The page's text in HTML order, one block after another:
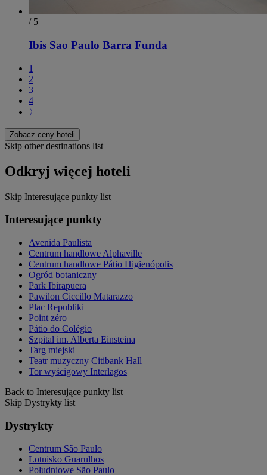
/ 5
Ibis Sao Paulo Barra Funda
1
2
3
4
〉
Zobacz ceny hoteli
Skip other destinations list
Odkryj więcej hoteli
Skip Interesujące punkty list
Interesujące punkty
Avenida Paulista
Centrum handlowe Alphaville
Centrum handlowe Pátio Higienópolis
Ogród botaniczny
Park Ibirapuera
Pawilon Ciccillo Matarazzo
Plac Republiki
Point zéro
Pátio do Colégio
Szpital im. Alberta Einsteina
Targ miejski
Teatr muzyczny Citibank Hall
Tor wyścigowy Interlagos
Back to Interesujące punkty list
Skip Dystrykty list
Dystrykty
Centrum São Paulo
Lotnisko Guarulhos
Południowe São Paulo